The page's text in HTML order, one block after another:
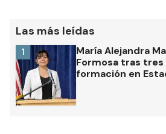
Las más leídas
María Alejandra
Formosa tras
formación en
1